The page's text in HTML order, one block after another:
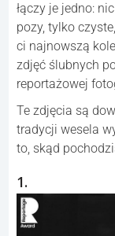
łączy je jedno:
pozy, tylko
ci najnowszą
zdjęć ślubnych
reportażowej
Te zdjęcia są
tradycji wesela
to, skąd
1.